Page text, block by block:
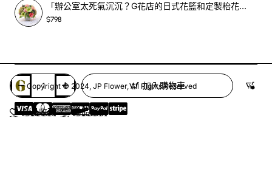
加入購物車
商品收藏 商品比較
「辦公室太死氣沉沉？G花店的日式花籃和定製枱花，為你帶來新鮮感！」-SF465
$798
Copyright © 2024, JP Flower, All Rights Reserved